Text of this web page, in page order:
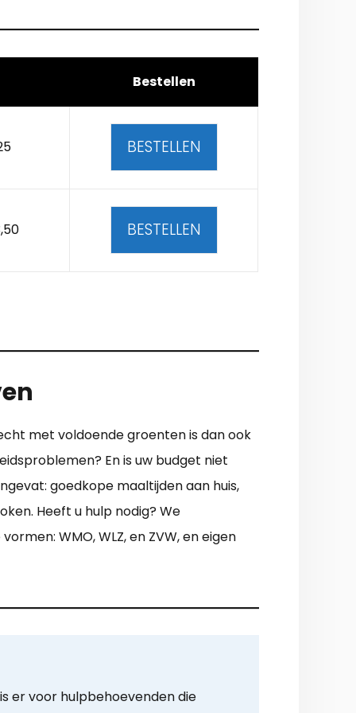
Bestellen
BESTELLEN
BESTELLEN
met voldoende groenten is dan ook
En is uw budget niet
goedkope maaltijden aan huis,
Heeft u hulp nodig? We
WMO, WLZ, en ZVW, en eigen
er voor hulpbehoevenden die